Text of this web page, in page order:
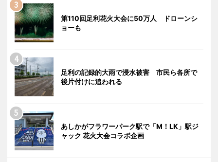
第110回足利花火大会に50万人 ドローンシ
ョーも
足利の記録的大雨で浸水被害 市民ら各所で
後片付けに追われる
あしかがフラワーパーク駅で「M！LK」駅ジ
ャック 花火大会コラボ企画